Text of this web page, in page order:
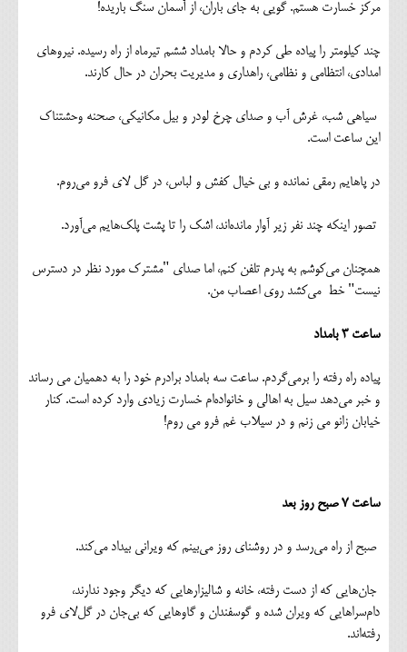
مرکز خسارت هستم. گویی به جای باران، از آسمان سنگ باریده!
چند کیلومتر را پیاده طی کردم و حالا بامداد ششم تیرماه از راه رسیده. نیروهای
امدادی، انتظامی و نظامی، راهداری و مدیریت بحران در حال کارند.
سیاهی شب، غرش آب و صدای چرخ لودر و بیل مکانیکی، صحنه وحشتناک
این ساعت است.
در پاهایم رمقی نمانده و بی خیال کفش و لباس، در گل لای فرو می‌روم.
تصور اینکه چند نفر زیر آوار مانده‌اند، اشک را تا پشت پلک‌هایم می‌آورد.
همچنان می‌کوشم به پدرم تلفن کنم، اما صدای "مشترک مورد نظر در دسترس
نیست" خط می‌کشد روی اعصاب من.
ساعت ۳ بامداد
پیاده راه رفته را برمی‌گردم. ساعت سه بامداد برادرم خود را به دهمیان می رساند
و خبر می‌دهد سیل به اهالی و خانواده‌ام خسارت زیادی وارد کرده است. کنار
خیابان زانو می زنم و در سیلاب غم فرو می روم!
ساعت ۷ صبح روز بعد
صبح از راه می‌رسد و در روشنای روز می‌بینم که ویرانی بیداد می‌کند.
جان‌هایی که از دست رفته، خانه و شالیزارهایی که دیگر وجود ندارند،
دام‌سراهایی که ویران شده و گوسفندان و گاوهایی که بی‌جان در گل‌لای فرو
رفته‌اند.